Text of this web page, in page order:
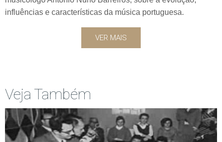
influências e características da música portuguesa.
VER MAIS
Veja Também